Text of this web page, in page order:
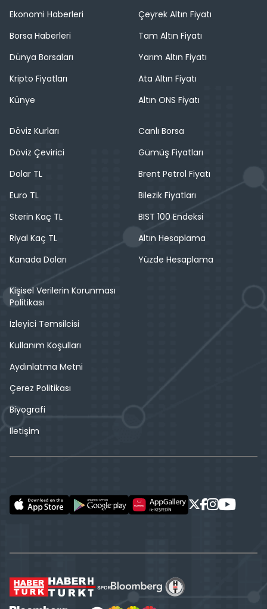
Ekonomi Haberleri
Borsa Haberleri
Dünya Borsaları
Kripto Fiyatları
Künye
Çeyrek Altın Fiyatı
Tam Altın Fiyatı
Yarım Altın Fiyatı
Ata Altın Fiyatı
Altın ONS Fiyatı
Döviz Kurları
Döviz Çevirici
Dolar TL
Euro TL
Sterin Kaç TL
Riyal Kaç TL
Kanada Doları
Canlı Borsa
Gümüş Fiyatları
Brent Petrol Fiyatı
Bilezik Fiyatları
BIST 100 Endeksi
Altın Hesaplama
Yüzde Hesaplama
Kişisel Verilerin Korunması
Politikası
İzleyici Temsilcisi
Kullanım Koşulları
Aydınlatma Metni
Çerez Politikası
Biyografi
İletişim